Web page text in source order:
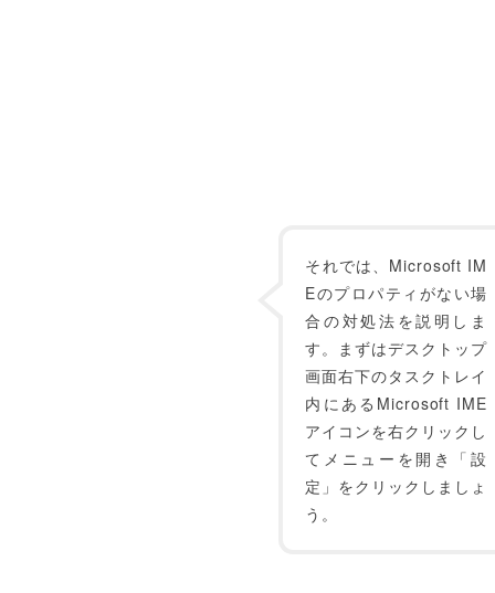
それでは、Microsoft IM
Eのプロパティがない場
合の対処法を説明しま
す。まずはデスクトップ
画面右下のタスクトレイ
内にあるMicrosoft IME
アイコンを右クリックし
てメニューを開き「設
定」をクリックしましょ
う。